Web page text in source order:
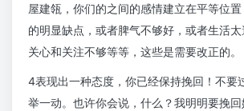
屋建瓴，你们的之间的感情建立在平等位
的明显缺点，或者脾气不够好，或者生活
关心和关注不够等等，这些是需要改正的。
4表现出一种态度，你已经保持挽回！不要
举一动。也许你会说，什么？我明明要挽